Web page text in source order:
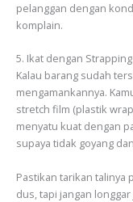
pelanggan dengan
komplain.
5. Ikat dengan
Kalau barang sudah
mengamankannya.
stretch film (plastik
menyatu kuat dengan
supaya tidak goyang
Pastikan tarikan talinya
dus, tapi jangan